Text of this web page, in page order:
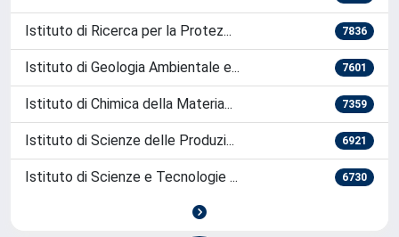
Istituto di Scienze del Patrimoni... 10149
Istituto di Fisiologia Clinica - IFC 8810
Istituto di Scienze Marine - ISMAR 8269
Istituto di Scienze dell'Atmosfer... 8005
Istituto di Ricerca per la Protez... 7836
Istituto di Geologia Ambientale e...